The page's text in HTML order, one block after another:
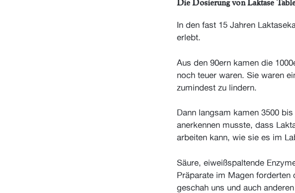
In den fast 15 Jahren
erlebt.
Aus den 90ern kamen die
noch teuer waren. Sie waren
zumindest zu lindern.
Dann langsam kamen 3500
anerkennen musste, dass
arbeiten kann, wie sie es im
Säure, eiweißspaltende
Präparate im Magen forderten
geschah uns und auch